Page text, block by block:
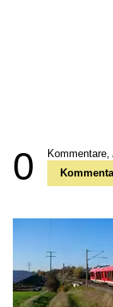
0 Kommentare,